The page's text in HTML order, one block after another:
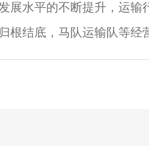
共特殊的生存方式形成马
展水平的不断提升，运输
根结底，马队运输队等经
相当成熟了。如果能够充